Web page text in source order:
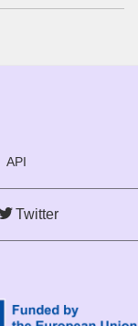
API
Twitter